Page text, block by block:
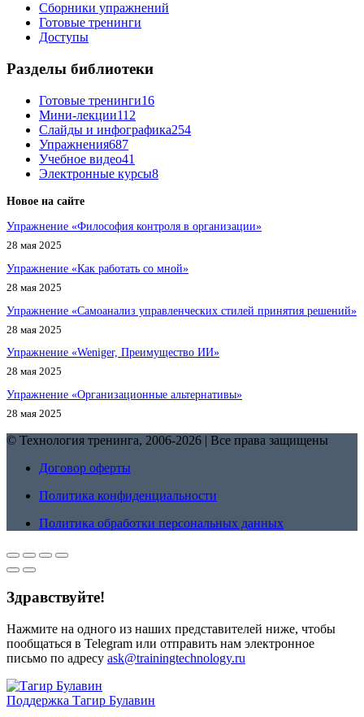
Сборники упражнений
Готовые тренинги
Доступы
Разделы библиотеки
Готовые тренинги16
Мини-лекции112
Слайды и инфографика254
Упражнения687
Учебное видео41
Электронные курсы8
Новое на сайте
Упражнение «Философия контроля в организации»
28 мая 2025
Упражнение «Как работать со мной»
28 мая 2025
Упражнение «Самоанализ управленческих стилей принятия решений»
28 мая 2025
Упражнение «Weniger, Преимущество ИИ»
28 мая 2025
Упражнение «Организационные альтернативы»
28 мая 2025
© Технология тренинга, 2006-2026 | Все права защищены
Договор оферты
Политика конфиденциальности
Политика обработки персональных данных
Здравствуйте!
Нажмите на одного из наших представителей ниже, чтобы
пообщаться в Telegram или отправить нам электронное
письмо по адресу ask@trainingtechnology.ru
Поддержка Тагир Булавин